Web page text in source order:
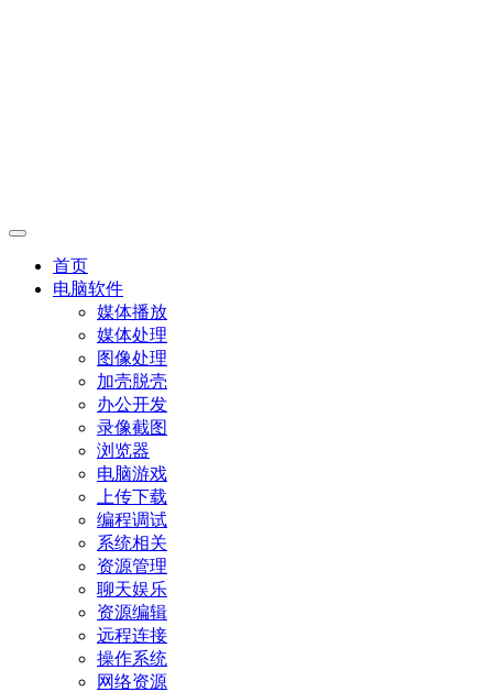
首页
电脑软件
媒体播放
媒体处理
图像处理
加壳脱壳
办公开发
录像截图
浏览器
电脑游戏
上传下载
编程调试
系统相关
资源管理
聊天娱乐
资源编辑
远程连接
操作系统
网络资源